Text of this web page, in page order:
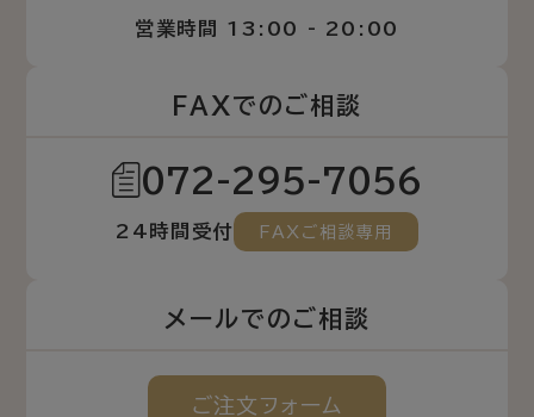
営業時間 13:00 - 20:00
FAXでのご相談
072-295-7056
24時間受付 FAXご相談専用
メールでのご相談
ご注文 フォーム